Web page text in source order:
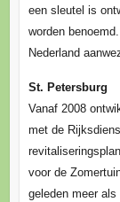
een sleutel is
worden
Nederland
St. Petersburg
Vanaf 2008
met de
voor de
geleden meer